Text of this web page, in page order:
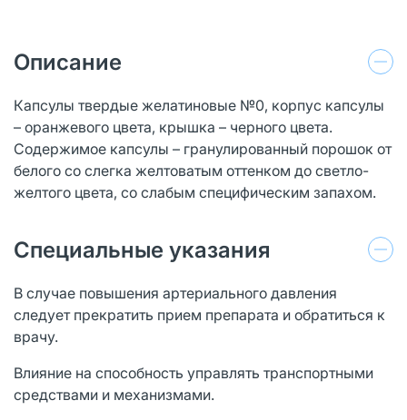
Описание
Капсулы твердые желатиновые №0, корпус капсулы
– оранжевого цвета, крышка – черного цвета.
Содержимое капсулы – гранулированный порошок от
белого со слегка желтоватым оттенком до светло-
желтого цвета, со слабым специфическим запахом.
Специальные указания
В случае повышения артериального давления
следует прекратить прием препарата и обратиться к
врачу.
Влияние на способность управлять транспортными
средствами и механизмами.